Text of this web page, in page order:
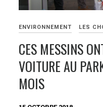
ENVIRONNEMENT LES
CES MESSINS
VOITURE AU
MOIS